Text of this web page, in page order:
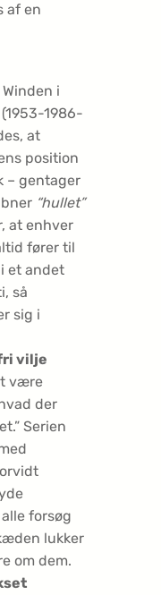
af en
i
1986-
at
position
– gentager
“hullet”
at enhver
fører til
et andet
så
sig i
vilje
være
der
Serien
forsøg
lukker
om dem.